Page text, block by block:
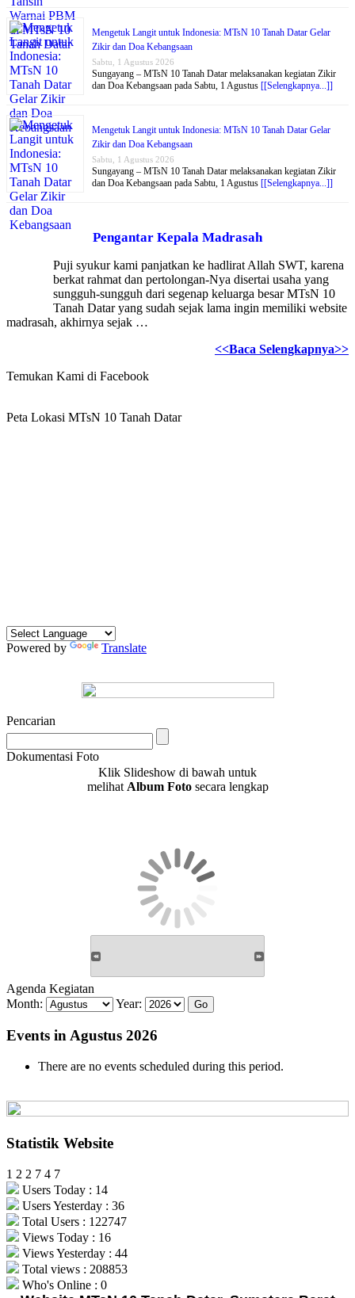
Mengetuk Langit untuk Indonesia: MTsN 10 Tanah Datar Gelar
Zikir dan Doa Kebangsaan
Sabtu, 1 Agustus 2026
Sungayang – MTsN 10 Tanah Datar melaksanakan kegiatan Zikir
dan Doa Kebangsaan pada Sabtu, 1 Agustus [[Selengkapnya...]]
Mengetuk Langit untuk Indonesia: MTsN 10 Tanah Datar Gelar
Zikir dan Doa Kebangsaan
Sabtu, 1 Agustus 2026
Sungayang – MTsN 10 Tanah Datar melaksanakan kegiatan Zikir
dan Doa Kebangsaan pada Sabtu, 1 Agustus [[Selengkapnya...]]
Pengantar Kepala Madrasah
Puji syukur kami panjatkan ke hadlirat Allah SWT, karena
berkat rahmat dan pertolongan-Nya disertai usaha yang
sungguh-sungguh dari segenap keluarga besar MTsN 10
Tanah Datar yang sudah sejak lama ingin memiliki website
madrasah, akhirnya sejak …
<<Baca Selengkapnya>>
Temukan Kami di Facebook
Peta Lokasi MTsN 10 Tanah Datar
Powered by Translate
Pencarian
Dokumentasi Foto
Klik Slideshow di bawah untuk
melihat Album Fotosecara lengkap
Agenda Kegiatan
Month:
Year:
Events in Agustus 2026
There are no events scheduled during this period.
Statistik Website
1 2 2 7 4 7
Users Today : 14
Users Yesterday : 36
Total Users : 122747
Views Today : 16
Views Yesterday : 44
Total views : 208853
Who's Online : 0